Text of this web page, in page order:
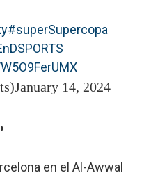
#superSupercopa
January 14, 2024
en el Al-Awwal